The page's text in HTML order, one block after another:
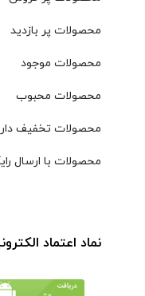
محصولات پر بازدید
محصولات موجود
محصولات محبوب
محصولات تخفیف دار
محصولات با ارسال
نماد اعتماد